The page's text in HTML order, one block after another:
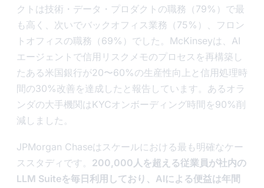
クトは技術・データ・プロダクトの職務（79%）で最
も高く、次いでバックオフィス業務（75%）、フロン
トオフィスの職務（69%）でした。McKinseyは、AI
エージェントで信用リスクメモのプロセスを再構築し
たある米国銀行が20〜60%の生産性向上と信用処理時
間の30%改善を達成したと報告しています。あるオラ
ンダの大手機関はKYCオンボーディング時間を90%削
減しました。
JPMorgan Chaseはスケールにおける最も明確なケー
ススタディです。 200,000人を超える従業員が社内の
LLM Suiteを毎日利用しており、AIによる便益は年間